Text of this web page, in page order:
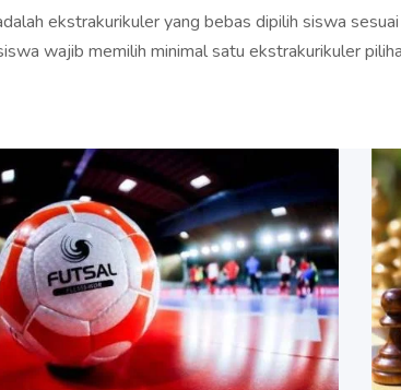
ekstrakurikuler yang bebas dipilih siswa
wajib memilih minimal satu ekstrakurikuler